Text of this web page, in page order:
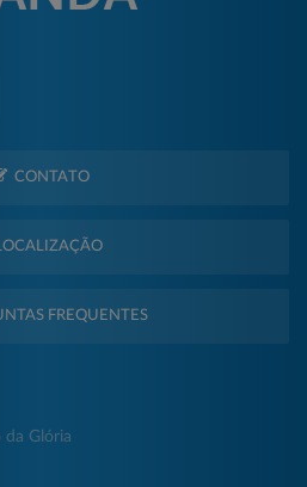
CONTATO
FREQUENTES
da Glória